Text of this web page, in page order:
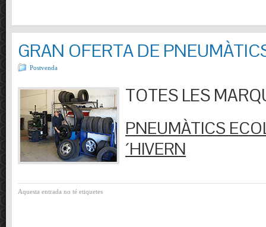
GRAN OFERTA DE
Postvenda
TOTES LES
PNEUMÀTICS
´HIVERN
Aquesta entrada no té etiquetes